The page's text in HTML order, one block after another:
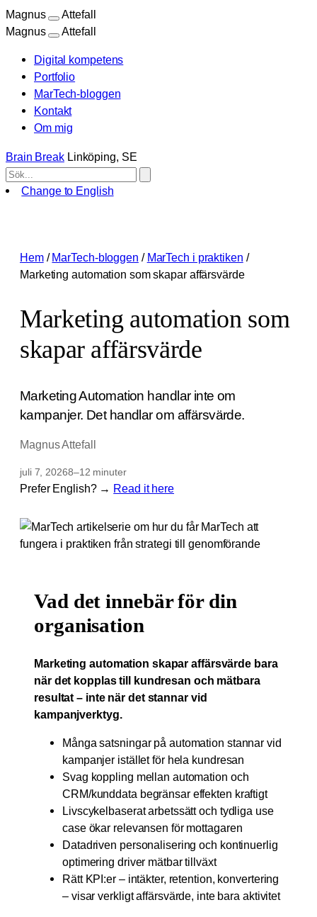
Magnus
Attefall
Magnus
Attefall
Digital kompetens
Portfolio
MarTech-bloggen
Kontakt
Om mig
Brain Break Linköping, SE
Change to English
Hem/MarTech-bloggen / MarTech i praktiken /
Marketing automation som skapar affärsvärde
Marketing automation som
skapar affärsvärde
Marketing Automation handlar inte om
kampanjer. Det handlar om affärsvärde.
Magnus Attefall
juli 7, 20268–12 minuter
Prefer English? → Read it here
Vad det innebär för din
organisation
Marketing automation skapar affärsvärde bara
när det kopplas till kundresan och mätbara
resultat – inte när det stannar vid
kampanjverktyg.
Många satsningar på automation stannar vid
kampanjer istället för hela kundresan
Svag koppling mellan automation och
CRM/kunddata begränsar effekten kraftigt
Livscykelbaserat arbetssätt och tydliga use
case ökar relevansen för mottagaren
Datadriven personalisering och kontinuerlig
optimering driver mätbar tillväxt
Rätt KPI:er – intäkter, retention, konvertering
– visar verkligt affärsvärde, inte bara aktivitet